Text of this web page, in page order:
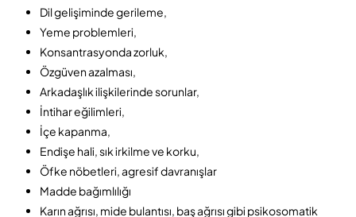
Dil gelişiminde gerileme,
Yeme problemleri,
Konsantrasyonda zorluk,
Özgüven azalması,
Arkadaşlık ilişkilerinde sorunlar,
İntihar eğilimleri,
İçe kapanma,
Endişe hali, sık irkilme ve korku,
Öfke nöbetleri, agresif davranışlar
Madde bağımlılığı
Karın ağrısı, mide bulantısı, baş ağrısı gibi psikosomatik